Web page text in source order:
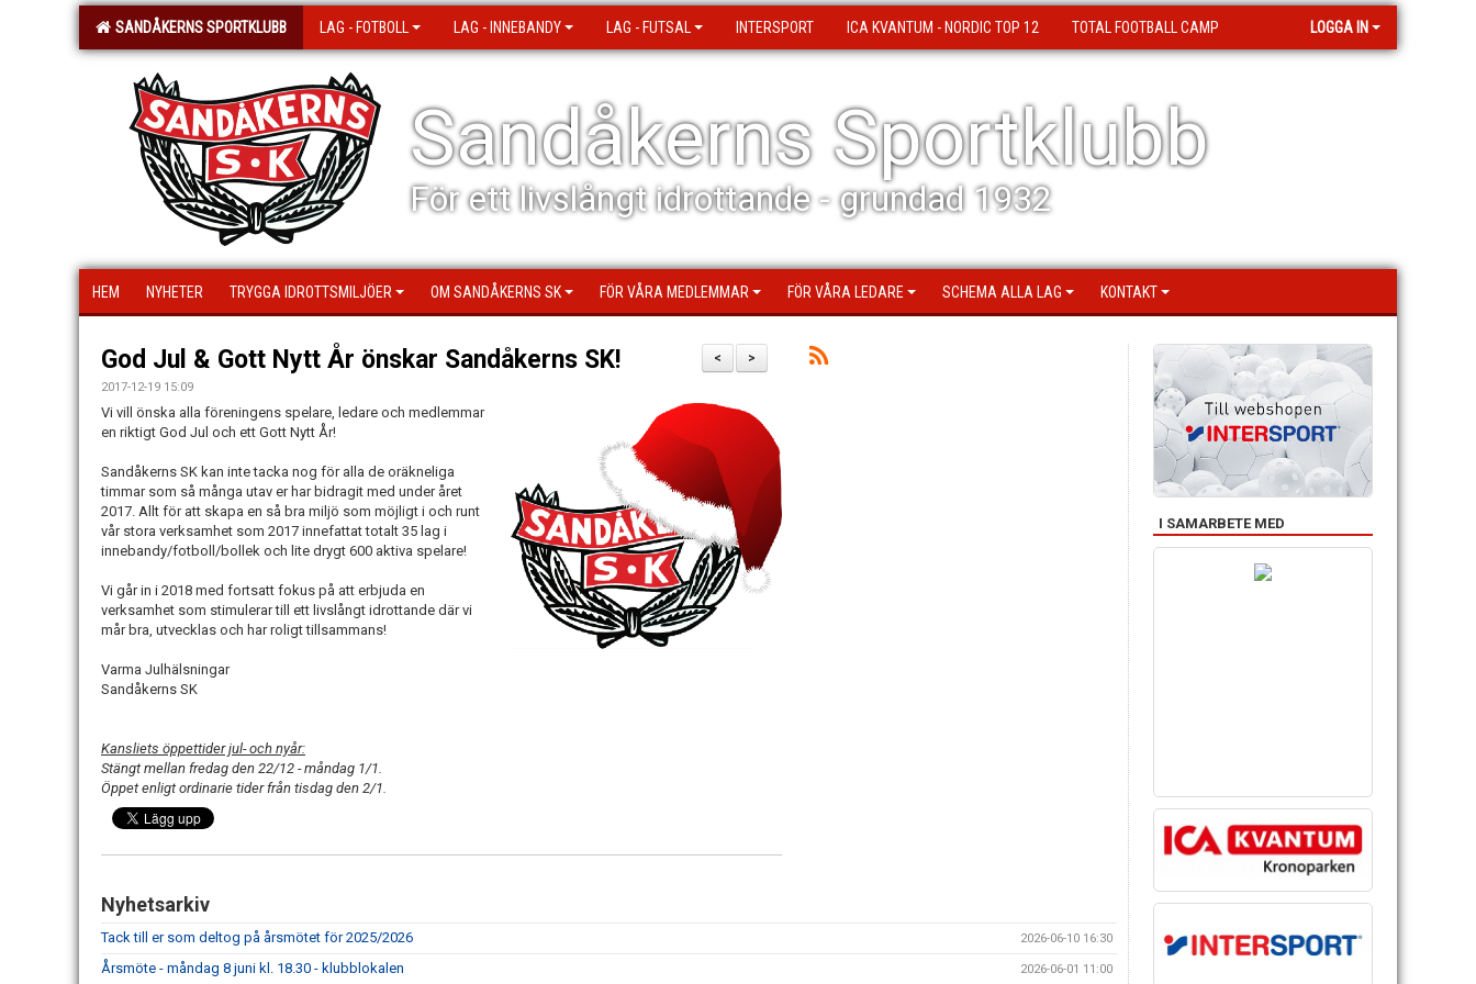
SANDÅKERNS SPORTKLUBB LAG - FOTBOLL LAG - INNEBANDY LAG - FUTSAL INTERSPORT ICA KVANTUM - NORDIC TOP 12 TOTAL FOOTBALL CAMP LOGGA IN
Sandåkerns Sportklubb
För ett livslångt idrottande - grundad 1932
HEM NYHETER TRYGGA IDROTTSMILJÖER OM SANDÅKERNS SK FÖR VÅRA MEDLEMMAR FÖR VÅRA LEDARE SCHEMA ALLA LAG KONTAKT
>
<
God Jul & Gott Nytt År önskar Sandåkerns SK!
2017-12-19 15:09
Vi vill önska alla föreningens spelare, ledare och medlemmar
en riktigt God Jul och ett Gott Nytt År!
Sandåkerns SK kan inte tacka nog för alla de oräkneliga
timmar som så många utav er har bidragit med under året
2017. Allt för att skapa en så bra miljö som möjligt i och runt
vår stora verksamhet som 2017 innefattat totalt 35 lag i
innebandy/fotboll/bollek och lite drygt 600 aktiva spelare!
Vi går in i 2018 med fortsatt fokus på att erbjuda en
verksamhet som stimulerar till ett livslångt idrottande där vi
mår bra, utvecklas och har roligt tillsammans!
Varma Julhälsningar
Sandåkerns SK
Kansliets öppettider jul- och nyår:
Stängt mellan fredag den 22/12 - måndag 1/1.
Öppet enligt ordinarie tider från tisdag den 2/1.
Nyhetsarkiv
Tack till er som deltog på årsmötet för 2025/2026 2026-06-10 16:30
Årsmöte - måndag 8 juni kl. 18.30 - klubblokalen 2026-06-01 11:00
I SAMARBETE MED